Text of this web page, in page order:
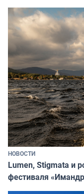
НОВОСТИ
Lumen, Stigmata и
фестиваля